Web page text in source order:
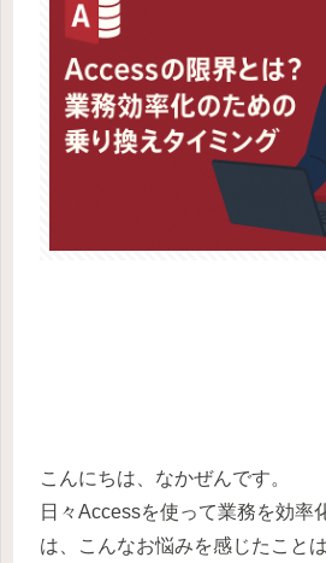
こんにちは、なかぜんです。
日々Accessを使って業務を効率
は、こんなお悩みを感じたこと